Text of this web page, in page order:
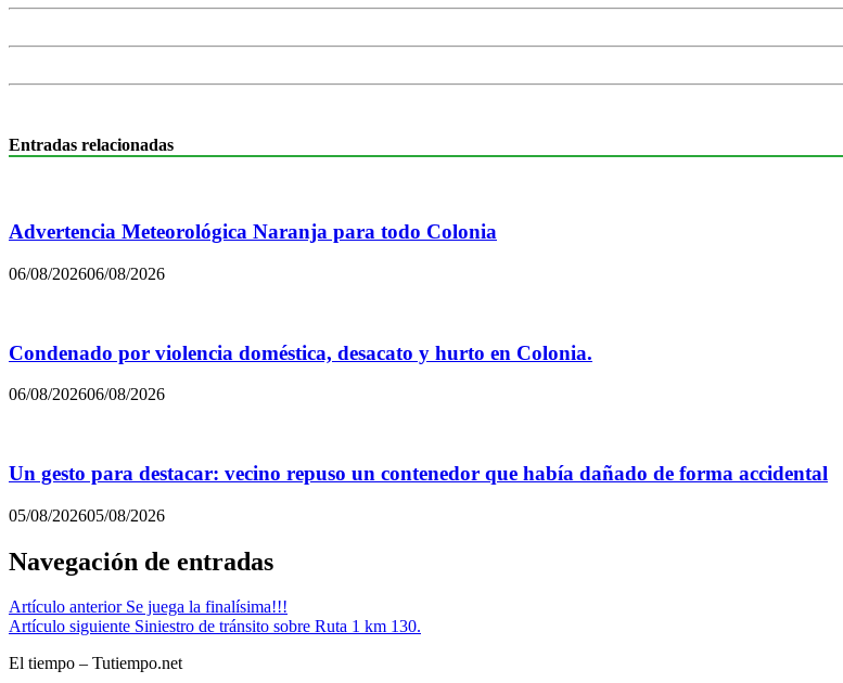
Entradas relacionadas
Advertencia Meteorológica Naranja para todo Colonia
06/08/202606/08/2026
Condenado por violencia doméstica, desacato y hurto en Colonia.
06/08/202606/08/2026
Un gesto para destacar: vecino repuso un contenedor que había dañado de forma accidental
05/08/202605/08/2026
Navegación de entradas
Artículo anterior Se juega la finalísima!!!
Artículo siguiente Siniestro de tránsito sobre Ruta 1 km 130.
El tiempo – Tutiempo.net